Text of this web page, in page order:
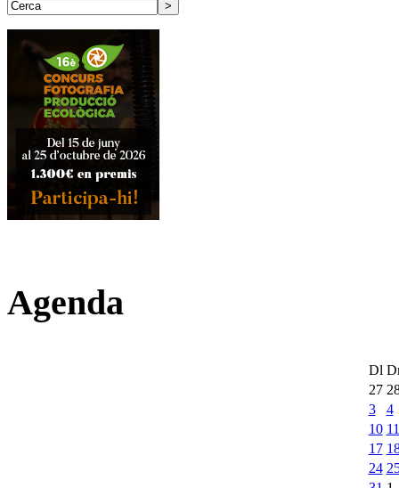
Agenda
Dl
27
3
4
10 11
17
24